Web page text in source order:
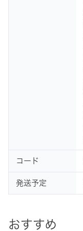
おすすめ
コード
発送予定